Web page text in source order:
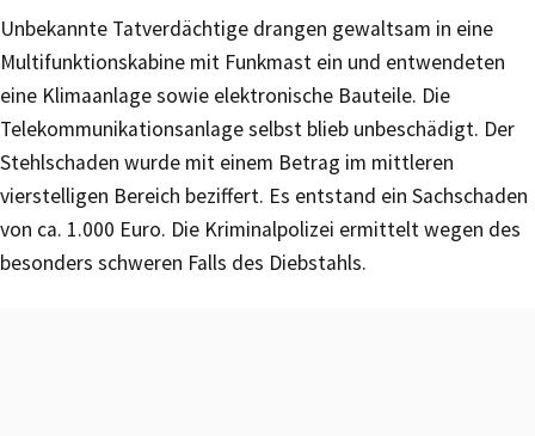
Unbekannte Tatverdächtige drangen gewaltsam in eine
Multifunktionskabine mit Funkmast ein und entwendeten
eine Klimaanlage sowie elektronische Bauteile. Die
Telekommunikationsanlage selbst blieb unbeschädigt. Der
Stehlschaden wurde mit einem Betrag im mittleren
vierstelligen Bereich beziffert. Es entstand ein Sachschaden
von ca. 1.000 Euro. Die Kriminalpolizei ermittelt wegen des
besonders schweren Falls des Diebstahls.